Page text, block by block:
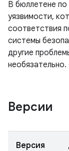
В бюллетене
уязвимости,
соответствия
системы
другие
необязательно.
Версии
Версия